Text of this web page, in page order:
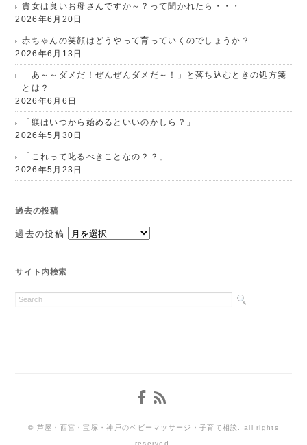
貴女は良いお母さんですか～？って聞かれたら・・・
2026年6月20日
赤ちゃんの笑顔はどうやって育っていくのでしょうか？
2026年6月13日
「あ～～ダメだ！ぜんぜんダメだ～！」と落ち込むときの処方箋
とは？
2026年6月6日
「躾はいつから始めるといいのかしら？」
2026年5月30日
「これって叱るべきことなの？？」
2026年5月23日
過去の投稿
過去の投稿
サイト内検索
© 芦屋・西宮・宝塚・神戸のベビーマッサージ・子育て相談. all rights